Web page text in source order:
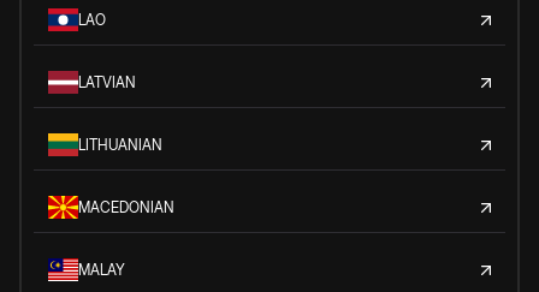
LAO
LATVIAN
LITHUANIAN
MACEDONIAN
MALAY